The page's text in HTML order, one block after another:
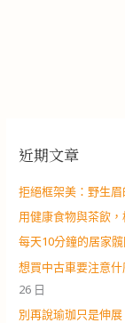
近期文章
拒絕框架美：野生
用健康食物與茶飲
每天10分鐘的居家
想買中古車要注意
26 日
別再說瑜珈只是伸